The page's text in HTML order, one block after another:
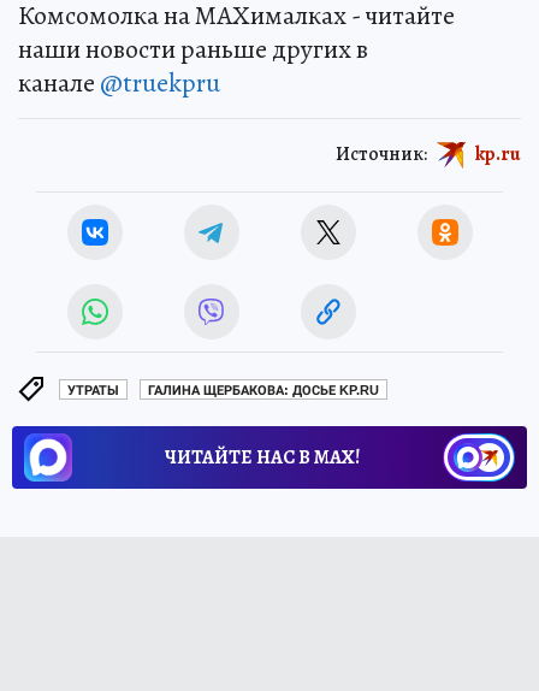
Комсомолка на MAXималках - читайте
наши новости раньше других в
канале @truekpru
Источник: kp.ru
УТРАТЫ ГАЛИНА ЩЕРБАКОВА: ДОСЬЕ KP.RU
ЧИТАЙТЕ НАС В МАХ!